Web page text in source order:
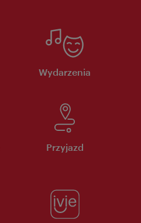
Wydarzenia
Przyjazd